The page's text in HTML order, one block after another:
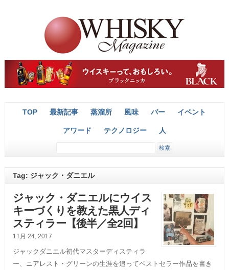
TOP 最新記事 蒸溜所 風味 バー イベント
アワード テクノロジー 人
Tag: ジャック・ダニエル
ジャック・ダニエルにウイス
キーづくりを教えた黒人ディ
スティラー【後半／全2回】
11月 24, 2017
ジャックダニエル初代マスターディスティラ
ー、ニアレスト・グリーンの生涯を追ってベストセラー作品を書き